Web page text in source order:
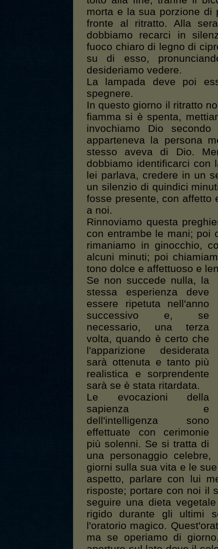
morta e la sua porzione di
fronte al ritratto. Alla
dobbiamo recarci in
fuoco chiaro di legno di
su di esso,
desideriamo vedere.
La lampada deve poi
spegnere.
In questo giorno il ritratto
fiamma si è spenta,
invochiamo Dio
apparteneva la persona
stesso aveva di Dio.
dobbiamo identificarci con
lei parlava, credere in un
un silenzio di quindici
fosse presente, con affetto
a noi.
Rinnoviamo questa
con entrambe le mani; poi
rimaniamo in ginocchio,
alcuni minuti; poi
tono dolce e affettuoso e
Se non succede nulla, la
stessa esperienza deve
essere ripetuta nell'anno
successivo e, se
necessario, una terza
volta, quando è certo che
l'apparizione desiderata
sarà ottenuta e tanto più
realistica e sorprendente
sarà se è stata ritardata.
Le evocazioni della
sapienza e
dell'intelligenza sono
effettuate con cerimonie
più solenni. Se si tratta di
una personaggio
giorni sulla sua vita e le
aspetto, parlare con lui
risposte; portare con noi il
seguire una dieta
rigido durante gli ultimi
l'oratorio magico.
ma se operiamo di